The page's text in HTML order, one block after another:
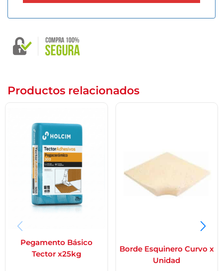
Productos relacionados
Pegamento Básico
Tector x25kg
Borde Esquinero Curvo x
Unidad